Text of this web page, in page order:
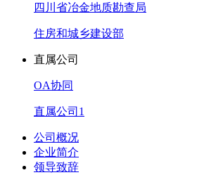
四川省冶金地质勘查局
住房和城乡建设部
直属公司
OA协同
直属公司1
公司概况
企业简介
领导致辞